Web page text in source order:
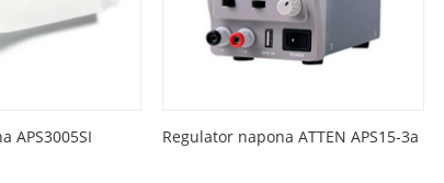
APS3005SI Regulator napona ATTEN APS15-3a